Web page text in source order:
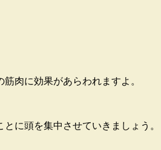
肉に効果があらわれますよ。
に頭を集中させていきましょう 。